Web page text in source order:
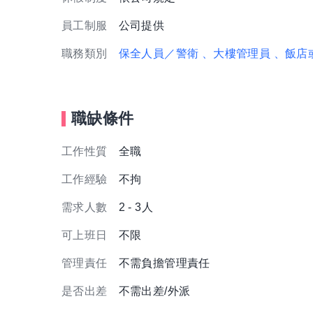
員工制服 公司提供
職務類別 保全人員／警衛 、大樓管理員 、飯
職缺條件
工作性質 全職
工作經驗 不拘
需求人數 2 - 3人
可上班日 不限
管理責任 不需負擔管理責任
是否出差 不需出差/外派